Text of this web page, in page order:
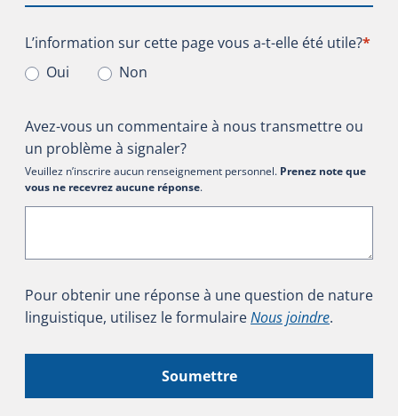
L’information sur cette page vous a-t-elle été utile?
L’information sur cette page vous a-t-elle été utile?*
Oui
Non
Avez-vous un commentaire à nous transmettre ou
un problème à signaler?
Veuillez n’inscrire aucun renseignement personnel. Prenez note que
vous ne recevrez aucune réponse.
Pour obtenir une réponse à une question de nature
linguistique, utilisez le formulaireNous joindre.
Soumettre